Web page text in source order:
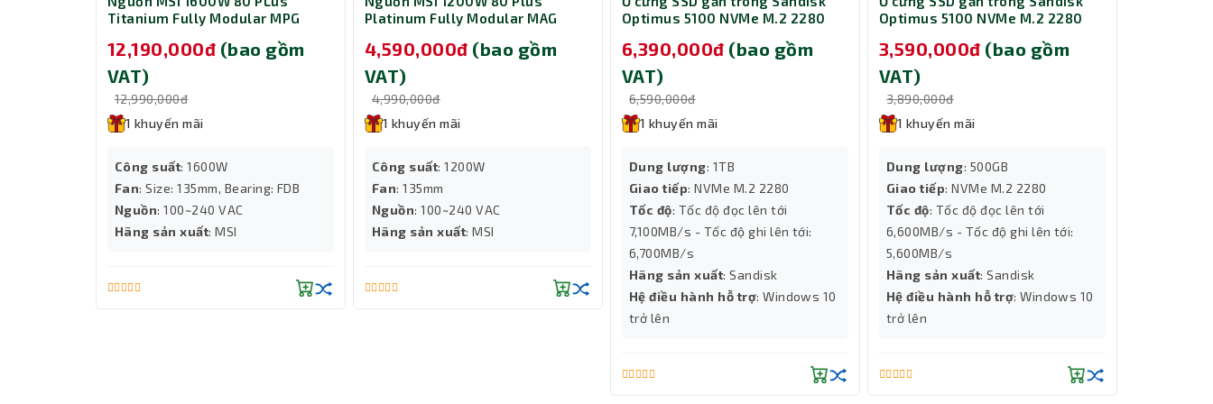
Titanium Fully Modular MPG
12,190,000đ (bao gồm
VAT)
12,990,000đ
1 khuyến mãi
Công suất: 1600W
Fan: Size: 135mm, Bearing: FDB
Nguồn: 100~240 VAC
Hãng sản xuất: MSI
Platinum Fully Modular MAG
4,590,000đ (bao gồm
VAT)
4,990,000đ
1 khuyến mãi
Công suất: 1200W
Fan: 135mm
Nguồn: 100~240 VAC
Hãng sản xuất: MSI
Optimus 5100 NVMe M.2 2280
6,390,000đ (bao gồm
VAT)
6,590,000đ
1 khuyến mãi
Dung lượng: 1TB
Giao tiếp: NVMe M.2 2280
Tốc độ: Tốc độ đọc lên tới
7,100MB/s - Tốc độ ghi lên tới:
6,700MB/s
Hãng sản xuất: Sandisk
Hệ điều hành hỗ trợ: Windows 10
trở lên
Optimus 5100 NVMe M.2 2280
3,590,000đ (bao gồm
VAT)
3,890,000đ
1 khuyến mãi
Dung lượng: 500GB
Giao tiếp: NVMe M.2 2280
Tốc độ: Tốc độ đọc lên tới
6,600MB/s - Tốc độ ghi lên tới:
5,600MB/s
Hãng sản xuất: Sandisk
Hệ điều hành hỗ trợ: Windows 10
trở lên
Thành Nhân TNC